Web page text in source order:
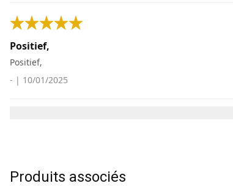
Positief,
Positief,
- | 10/01/2025
Produits associés